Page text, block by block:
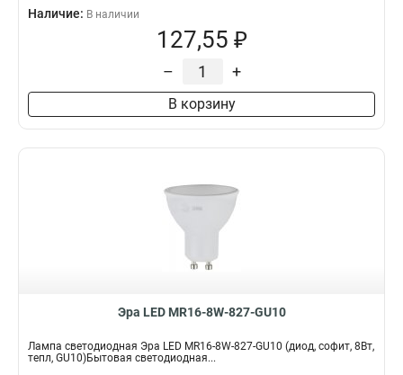
Наличие: В наличии
127,55 ₽
– +
В корзину
Эра LED MR16-8W-827-GU10
Лампа светодиодная Эра LED MR16-8W-827-GU10 (диод, софит, 8Вт,
тепл, GU10)Бытовая светодиодная...